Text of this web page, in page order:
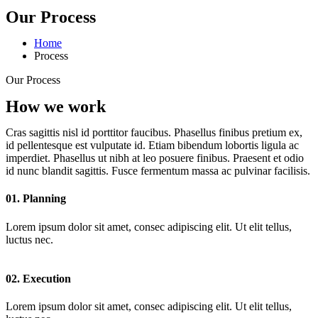
Our Process
Home
Process
Our Process
How we work
Cras sagittis nisl id porttitor faucibus. Phasellus finibus pretium ex,
id pellentesque est vulputate id. Etiam bibendum lobortis ligula ac
imperdiet. Phasellus ut nibh at leo posuere finibus. Praesent et odio
id nunc blandit sagittis. Fusce fermentum massa ac pulvinar facilisis.
01. Planning
Lorem ipsum dolor sit amet, consec adipiscing elit. Ut elit tellus,
luctus nec.
02. Execution
Lorem ipsum dolor sit amet, consec adipiscing elit. Ut elit tellus,